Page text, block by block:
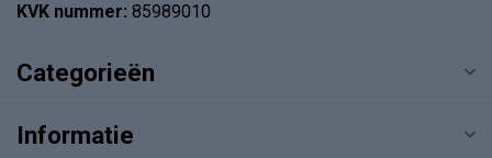
KVK nummer: 85989010
Categorieën
Informatie